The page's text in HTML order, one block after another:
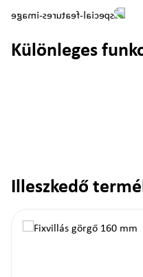
Különleges
Termékgaléria kihagyása
Illeszkedő